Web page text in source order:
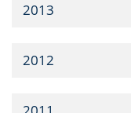
2013
2012